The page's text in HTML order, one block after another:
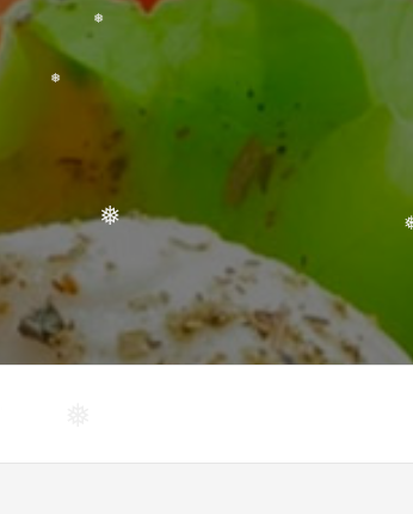
❅
❅
❅